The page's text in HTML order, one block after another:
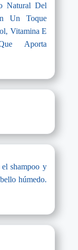
Natural Del
Un Toque
Vitamina E
Aporta
shampoo y
húmedo.